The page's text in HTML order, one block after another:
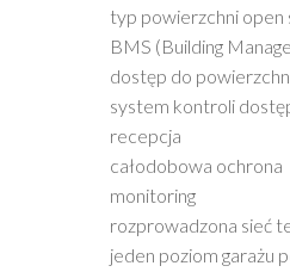
typ powierzchni open
BMS (Building
dostęp do
system kontroli
recepcja
całodobowa ochrona
monitoring
rozprowadzona sieć
jeden poziom garażu